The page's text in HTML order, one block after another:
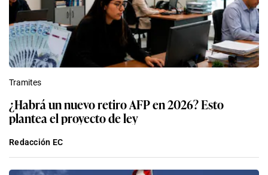
Tramites
¿Habrá un nuevo retiro AFP en 2026? Esto
plantea el proyecto de ley
Redacción EC